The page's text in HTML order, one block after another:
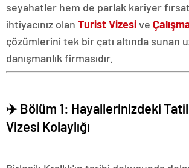
seyahatler hem de parlak kariyer
ihtiyacınız olan Turist Vizesive
çözümlerini tek bir çatı altında sunan
danışmanlık firmasıdır.
✈️ Bölüm 1: Hayallerinizdeki
Vizesi Kolaylığı